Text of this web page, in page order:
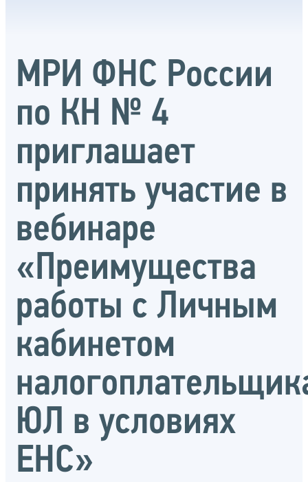
МРИ ФНС России
по КН № 4
приглашает
принять участие в
вебинаре
«Преимущества
работы с Личным
кабинетом
ЮЛ в условиях
ЕНС»